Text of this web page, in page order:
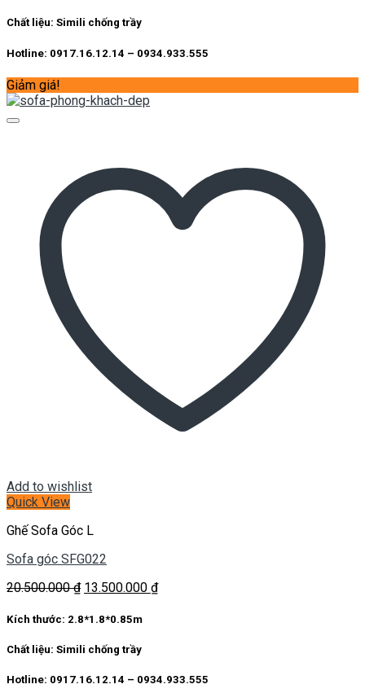
Chất liệu: Simili chống trầy
Hotline: 0917.16.12.14 – 0934.933.555
Giảm giá!
Add to wishlist
Quick View
Ghế Sofa Góc L
Sofa góc SFG022
20.500.000₫ Giá
là:
13.500.000 ₫Giá
Kích thước: 2.8*1.8*0.85m
Chất liệu: Simili chống trầy
Hotline: 0917.16.12.14 – 0934.933.555